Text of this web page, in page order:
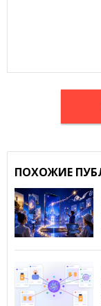
ПОХОЖИЕ